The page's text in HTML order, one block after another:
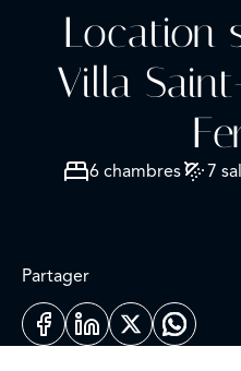
Location
Villa
6 chambres 7
Partager